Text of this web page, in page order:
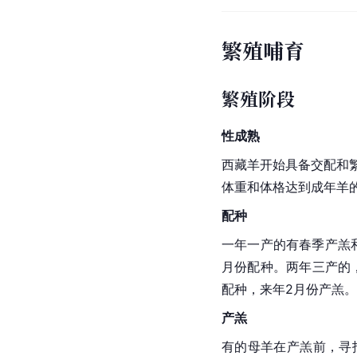
繁殖哺育
繁殖阶段
性成熟
西藏羊开始具备交配和
体重和体格达到成年羊
配种
一年一产的有春季产羔
月份配种。两年三产
配种，来年2月份产羔
产羔
有的母羊在产羔前，